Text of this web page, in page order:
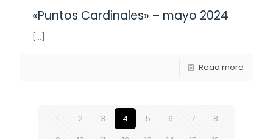
«Puntos Cardinales» – mayo 2024
[…]
Read more
1 2 3 4 5 6 7
8